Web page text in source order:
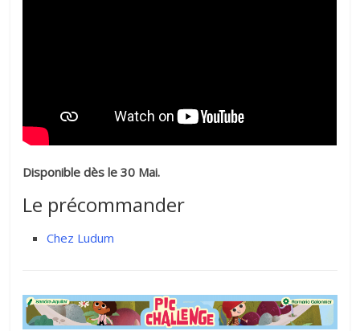
Disponible dès le 30 Mai.
Le précommander
Chez Ludum